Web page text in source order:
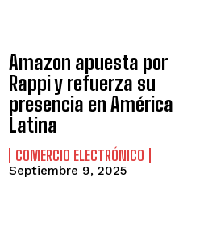
Amazon apuesta por
Rappi y refuerza su
presencia en América
Latina
COMERCIO ELECTRÓNICO
Septiembre 9, 2025